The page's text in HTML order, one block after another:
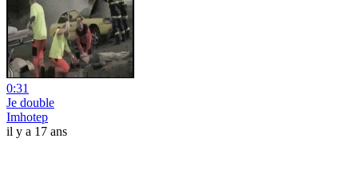
0:31
Je double
Imhotep
il y a 17 ans